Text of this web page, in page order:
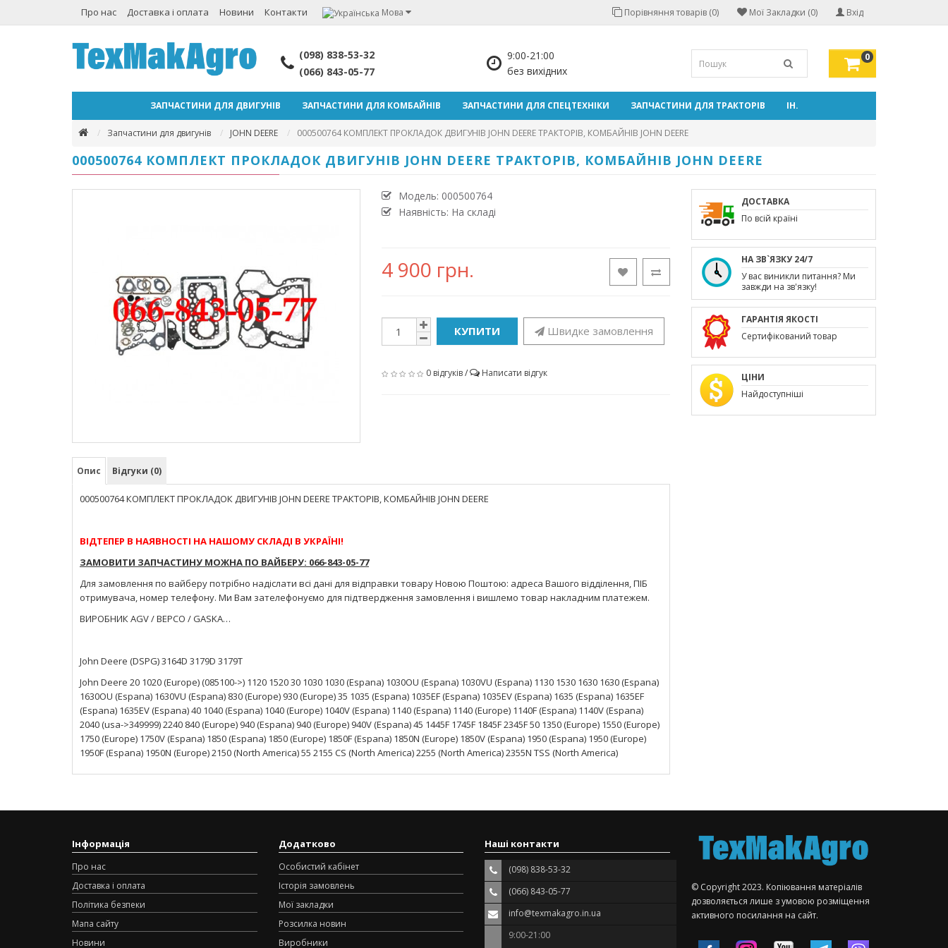
Про нас Доставка і оплата Новини Контакти Мова Вхід
Мої Закладки (0)
Порівняння товарів (0)
(098) 838-53-32
(066) 843-05-77
9:00-21:00
без вихідних
0
ЗАПЧАСТИНИ ДЛЯ ДВИГУНІВ ЗАПЧАСТИНИ ДЛЯ КОМБАЙНІВ ЗАПЧАСТИНИ ДЛЯ СПЕЦТЕХНІКИ ЗАПЧАСТИНИ ДЛЯ ТРАКТОРІВ ІН.
Запчастини для двигунів JOHN DEERE 000500764 КОМПЛЕКТ ПРОКЛАДОК ДВИГУНІВ JOHN DEERE ТРАКТОРІВ, КОМБАЙНІВ JOHN DEERE
000500764 КОМПЛЕКТ ПРОКЛАДОК ДВИГУНІВ JOHN DEERE ТРАКТОРІВ, КОМБАЙНІВ JOHN DEERE
Модель: 000500764
Наявність: На складі
4 900 грн.
КУПИТИ Швидке замовлення
0 відгуків/ Написати відгук
Опис Відгуки (0)
000500764 КОМПЛЕКТ ПРОКЛАДОК ДВИГУНІВ JOHN DEERE ТРАКТОРІВ, КОМБАЙНІВ JOHN DEERE
ВІДТЕПЕР В НАЯВНОСТІ НА НАШОМУ СКЛАДІ В УКРАЇНІ!
ЗАМОВИТИ ЗАПЧАСТИНУ МОЖНА ПО ВАЙБЕРУ: 066-843-05-77
Для замовлення по вайберу потрібно надіслати всі дані для відправки товару Новою Поштою: адреса Вашого відділення, ПІБ
отримувача, номер телефону. Ми Вам зателефонуємо для підтвердження замовлення і вишлемо товар накладним платежем.
ВИРОБНИК AGV / BEPCO / GASKA…
John Deere (DSPG) 3164D 3179D 3179T
John Deere 20 1020 (Europe) (085100->) 1120 1520 30 1030 1030 (Espana) 1030OU (Espana) 1030VU (Espana) 1130 1530 1630 1630 (Espana)
1630OU (Espana) 1630VU (Espana) 830 (Europe) 930 (Europe) 35 1035 (Espana) 1035EF (Espana) 1035EV (Espana) 1635 (Espana) 1635EF
(Espana) 1635EV (Espana) 40 1040 (Espana) 1040 (Europe) 1040V (Espana) 1140 (Espana) 1140 (Europe) 1140F (Espana) 1140V (Espana)
2040 (usa->349999) 2240 840 (Europe) 940 (Espana) 940 (Europe) 940V (Espana) 45 1445F 1745F 1845F 2345F 50 1350 (Europe) 1550 (Europe)
1750 (Europe) 1750V (Espana) 1850 (Espana) 1850 (Europe) 1850F (Espana) 1850N (Europe) 1850V (Espana) 1950 (Espana) 1950 (Europe)
1950F (Espana) 1950N (Europe) 2150 (North America) 55 2155 CS (North America) 2255 (North America) 2355N TSS (North America)
ДОСТАВКА
По всій країні
НА ЗВ`ЯЗКУ 24/7
У вас виникли питання? Ми
завжди на зв'язку!
ГАРАНТІЯ ЯКОСТІ
Сертифікований товар
ЦІНИ
Найдоступніші
Інформація
Про нас
Доставка і оплата
Політика безпеки
Мапа сайту
Новини
Додатково
Особистий кабінет
Історія замовлень
Мої закладки
Розсилка новин
Виробники
Наші контакти
(098) 838-53-32
(066) 843-05-77
info@texmakagro.in.ua
9:00-21:00
© Copyright 2023. Копіювання матеріалів
дозволяється лише з умовою розміщення
активного посилання на сайт.